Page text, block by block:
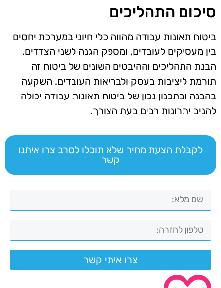
סיכום התהליכים
ביטוח תאונות עבודה מהווה כלי חיוני במערכת יחסים
בין מעסיקים לעובדים, ומספק הגנה לשני הצדדים.
הבנת התהליכים וההיבטים השונים של ביטוח זה
תורמת ליציבות בעסק ולבריאות העובדים. השקעה
בהבנה ובתכנון נכון של ביטוח תאונות עבודה יכולה
להניב יתרונות רבים בעת הצורך.
לקבלת הצעת מחיר שלא תוכלו לסרב צרו איתנו
קשר
צרו איתי קשר